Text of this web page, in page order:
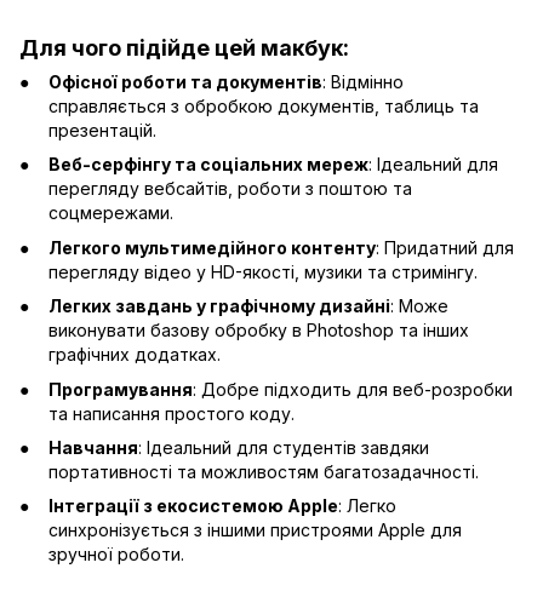
Для чого підійде цей макбук:
Офісної роботи та документів: Відмінно
справляється з обробкою документів, таблиць та
презентацій.
Веб-серфінгу та соціальних мереж: Ідеальний для
перегляду вебсайтів, роботи з поштою та
соцмережами.
Легкого мультимедійного контенту: Придатний для
перегляду відео у HD-якості, музики та стримінгу.
Легких завдань у графічному дизайні: Може
виконувати базову обробку в Photoshop та інших
графічних додатках.
Програмування: Добре підходить для веб-розробки
та написання простого коду.
Навчання: Ідеальний для студентів завдяки
портативності та можливостям багатозадачності.
Інтеграції з екосистемою Apple: Легко
синхронізується з іншими пристроями Apple для
зручної роботи.